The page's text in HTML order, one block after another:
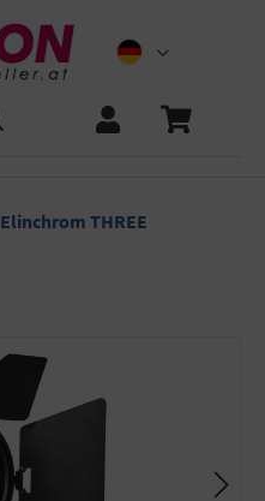
Elinchrom THREE